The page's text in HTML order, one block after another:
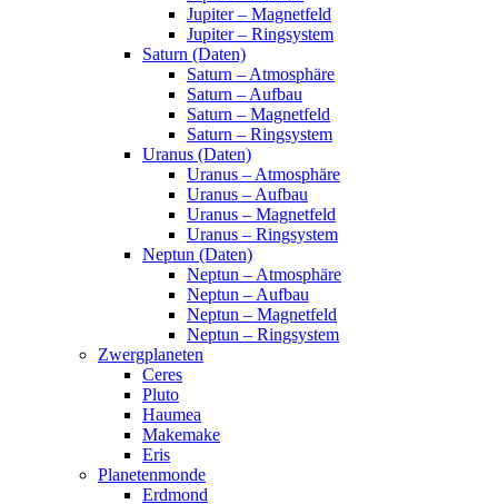
Jupiter – Magnetfeld
Jupiter – Ringsystem
Saturn (Daten)
Saturn – Atmosphäre
Saturn – Aufbau
Saturn – Magnetfeld
Saturn – Ringsystem
Uranus (Daten)
Uranus – Atmosphäre
Uranus – Aufbau
Uranus – Magnetfeld
Uranus – Ringsystem
Neptun (Daten)
Neptun – Atmosphäre
Neptun – Aufbau
Neptun – Magnetfeld
Neptun – Ringsystem
Zwergplaneten
Ceres
Pluto
Haumea
Makemake
Eris
Planetenmonde
Erdmond